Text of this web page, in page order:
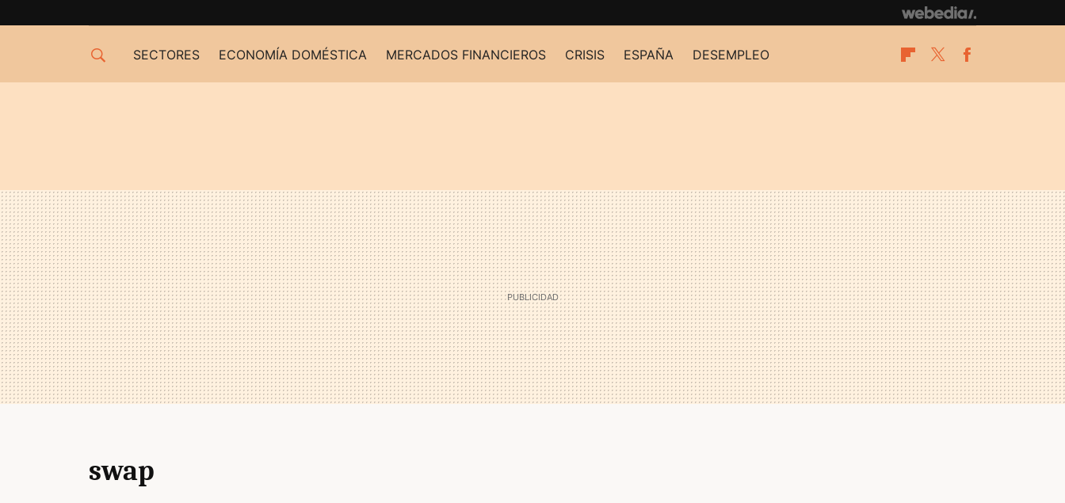
SECTORES ECONOMÍA DOMÉSTICA MERCADOS FINANCIEROS CRISIS ESPAÑA DESEMPLEO Flipboard
Twitter
swap